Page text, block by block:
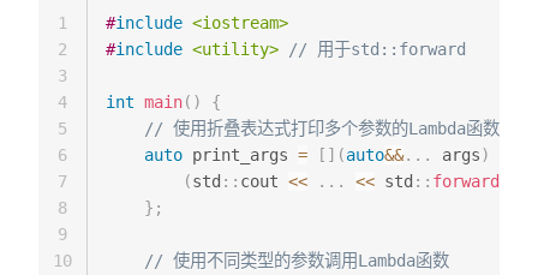
#include <iostream>
#include <utility> // 用于std::forward
int main( )
{
// 使用折叠表达式打印多个参数的Lambda函数
auto print_args = [ ] (auto&&. . . args)
(std :: cout << . . . << std :: forward
} ;
// 使用不同类型的参数调用Lambda函数
1
2
3
4
5
6
7
8
9
10